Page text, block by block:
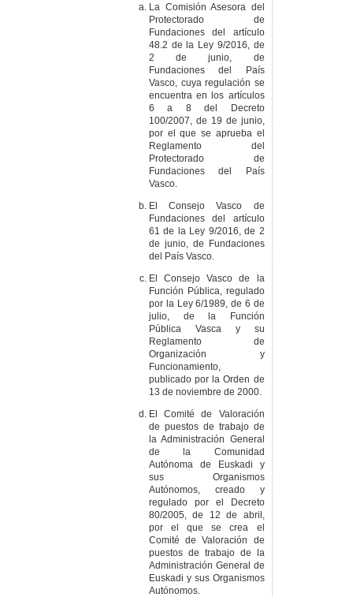
La Comisión Asesora del
Protectorado de
Fundaciones del artículo
48.2 de la Ley 9/2016, de
2 de junio, de
Fundaciones del País
Vasco, cuya regulación se
encuentra en los artículos
6 a 8 del Decreto
100/2007, de 19 de junio,
por el que se aprueba el
Reglamento del
Protectorado de
Fundaciones del País
Vasco.
El Consejo Vasco de
Fundaciones del artículo
61 de la Ley 9/2016, de 2
de junio, de Fundaciones
del País Vasco.
El Consejo Vasco de la
Función Pública, regulado
por la Ley 6/1989, de 6 de
julio, de la Función
Pública Vasca y su
Reglamento de
Organización y
Funcionamiento,
publicado por la Orden de
13 de noviembre de 2000.
El Comité de Valoración
de puestos de trabajo de
la Administración General
de la Comunidad
Autónoma de Euskadi y
sus Organismos
Autónomos, creado y
regulado por el Decreto
80/2005, de 12 de abril,
por el que se crea el
Comité de Valoración de
puestos de trabajo de la
Administración General de
Euskadi y sus Organismos
Autónomos.